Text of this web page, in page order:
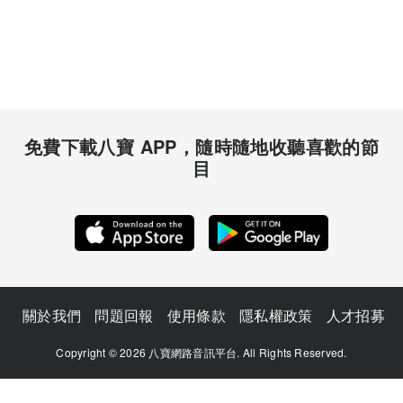
免費下載八寶 APP，隨時隨地收聽喜歡的節
目
關於我們 問題回報 使用條款 隱私權政策 人才招募
Copyright © 2026 八寶網路音訊平台. All Rights Reserved.